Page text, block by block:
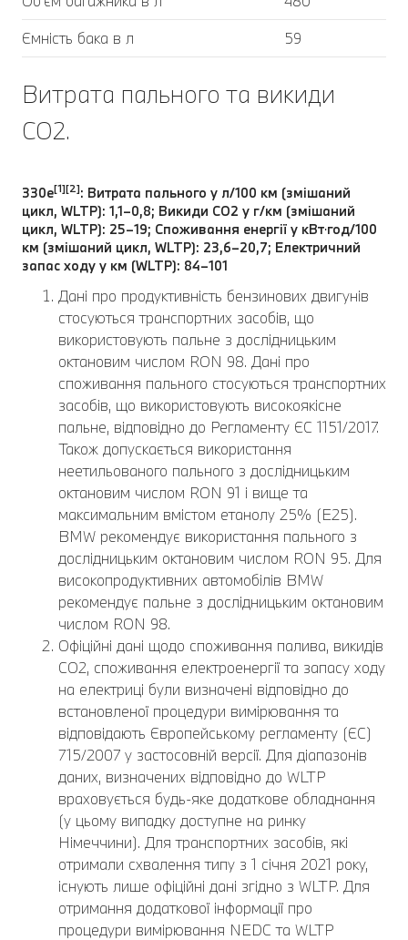
Ємність бака в л
59
Витрата пального та викиди
CO2.
330e[1][2]: Витрата пального у л/100 км (змішаний
цикл, WLTP): 1,1–0,8; Викиди CO2 у г/км (змішаний
цикл, WLTP): 25–19; Споживання енергії у кВт⋅год/100
км (змішаний цикл, WLTP): 23,6–20,7; Електричний
запас ходу у км (WLTP): 84–101
Дані про продуктивність бензинових двигунів
стосуються транспортних засобів, що
використовують пальне з дослідницьким
октановим числом RON 98. Дані про
споживання пального стосуються транспортних
засобів, що використовують високоякісне
пальне, відповідно до Регламенту ЄС 1151/2017.
Також допускається використання
неетильованого пального з дослідницьким
октановим числом RON 91 і вище та
максимальним вмістом етанолу 25% (E25).
BMW рекомендує використання пального з
дослідницьким октановим числом RON 95. Для
високопродуктивних автомобілів BMW
рекомендує пальне з дослідницьким октановим
числом RON 98.
Офіційні дані щодо споживання палива, викидів
CO2, споживання електроенергії та запасу ходу
на електриці були визначені відповідно до
встановленої процедури вимірювання та
відповідають Європейському регламенту (ЄС)
715/2007 у застосовній версії. Для діапазонів
даних, визначених відповідно до WLTP
враховується будь-яке додаткове обладнання
(у цьому випадку доступне на ринку
Німеччини). Для транспортних засобів, які
отримали схвалення типу з 1 січня 2021 року,
існують лише офіційні дані згідно з WLTP. Для
отримання додаткової інформації про
процедури вимірювання NEDC та WLTP